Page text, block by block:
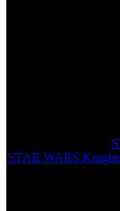
STAR WARS